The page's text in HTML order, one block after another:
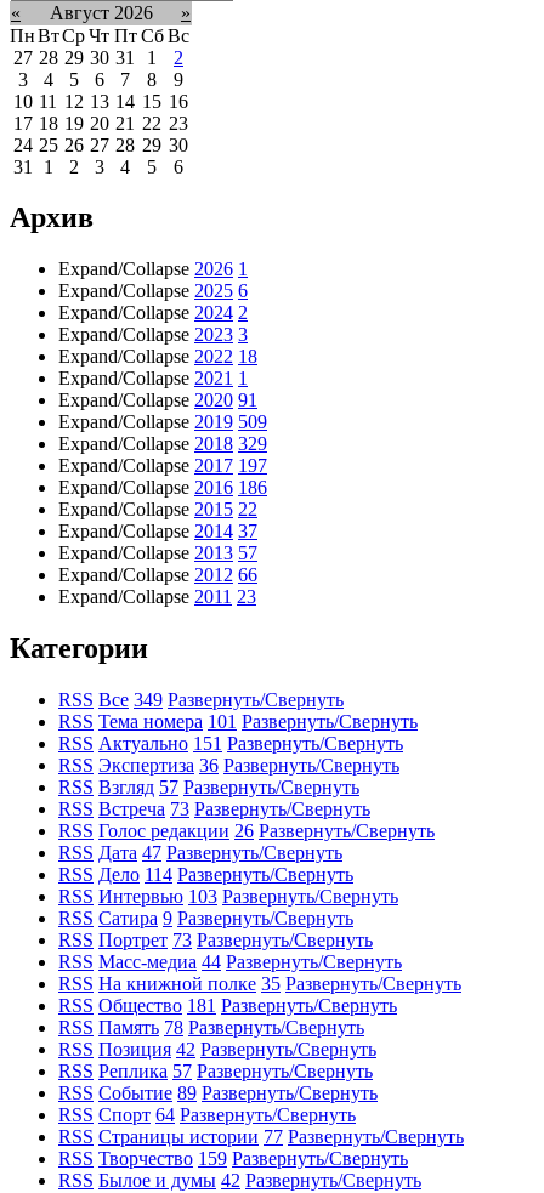
«
Август 2026
»
ПнВтСрЧт Пт Сб Вс
27 28 29 30 31 1
2
3
4 5 6 7 8
9
10 11 12 13 14 15 16
17 18 19 20 21 22 23
24 25 26 27 28 29 30
31
1 2 3 4 5 6
Архив
Expand/Collapse 2026 1
Expand/Collapse 2025 6
Expand/Collapse 2024 2
Expand/Collapse 2023 3
Expand/Collapse 2022 18
Expand/Collapse 2021 1
Expand/Collapse 2020 91
Expand/Collapse 2019 509
Expand/Collapse 2018 329
Expand/Collapse 2017 197
Expand/Collapse 2016 186
Expand/Collapse 2015 22
Expand/Collapse 2014 37
Expand/Collapse 2013 57
Expand/Collapse 2012 66
Expand/Collapse 2011 23
Категории
RSS Все 349 Развернуть/Свернуть
RSS Тема номера 101 Развернуть/Свернуть
RSS Актуально 151 Развернуть/Свернуть
RSS Экспертиза 36 Развернуть/Свернуть
RSS Взгляд 57 Развернуть/Свернуть
RSS Встреча 73 Развернуть/Свернуть
RSS Голос редакции 26 Развернуть/Свернуть
RSS Дата 47 Развернуть/Свернуть
RSS Дело 114 Развернуть/Свернуть
RSS Интервью 103 Развернуть/Свернуть
RSS Сатира 9 Развернуть/Свернуть
RSS Портрет 73 Развернуть/Свернуть
RSS Масс-медиа 44 Развернуть/Свернуть
RSS На книжной полке 35 Развернуть/Свернуть
RSS Общество 181 Развернуть/Свернуть
RSS Память 78 Развернуть/Свернуть
RSS Позиция 42 Развернуть/Свернуть
RSS Реплика 57 Развернуть/Свернуть
RSS Событие 89 Развернуть/Свернуть
RSS Спорт 64 Развернуть/Свернуть
RSS Страницы истории 77 Развернуть/Свернуть
RSS Творчество 159 Развернуть/Свернуть
RSS Былое и думы 42 Развернуть/Свернуть